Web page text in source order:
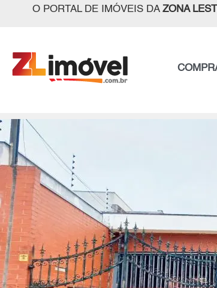
O PORTAL DE IMÓVEIS DA ZONA